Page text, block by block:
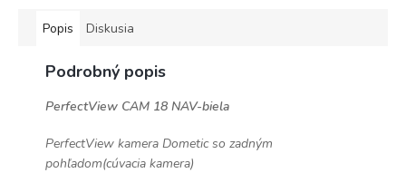
Popis Diskusia
Podrobný popis
PerfectView CAM 18 NAV-biela
PerfectView kamera Dometic so zadným
pohľadom(cúvacia kamera)